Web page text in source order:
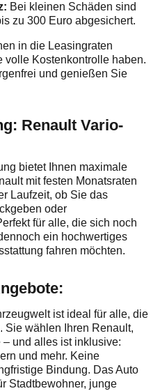
Bei kleinen Schäden sind
zu 300 Euro abgesichert.
in die Leasingraten
volle Kostenkontrolle haben.
und genießen Sie
Renault Vario-
bietet Ihnen maximale
mit festen Monatsraten
Laufzeit, ob Sie das
oder
für alle, die sich noch
ein hochwertiges
fahren möchten.
ist ideal für alle, die
Sie wählen Ihren Renault,
und alles ist inklusive:
und mehr. Keine
Bindung. Das Auto
Stadtbewohner, junge